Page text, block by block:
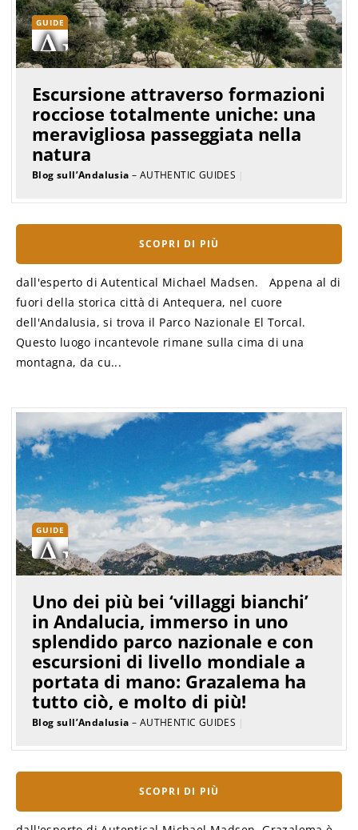
GUIDE
Escursione attraverso formazioni
rocciose totalmente uniche: una
meravigliosa passeggiata nella
natura
Blog sull’Andalusia – AUTHENTIC GUIDES |
SCOPRI DI PIÙ
dall'esperto di Autentical Michael Madsen. Appena al di
fuori della storica città di Antequera, nel cuore
dell'Andalusia, si trova il Parco Nazionale El Torcal.
Questo luogo incantevole rimane sulla cima di una
montagna, da cu...
GUIDE
Uno dei più bei ‘villaggi bianchi’
in Andalucia, immerso in uno
splendido parco nazionale e con
escursioni di livello mondiale a
portata di mano: Grazalema ha
tutto ciò, e molto di più!
Blog sull’Andalusia – AUTHENTIC GUIDES |
SCOPRI DI PIÙ